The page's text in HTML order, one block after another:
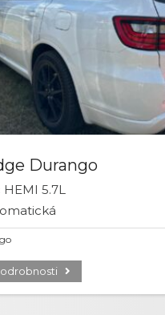
Durango
HEMI 5.7L